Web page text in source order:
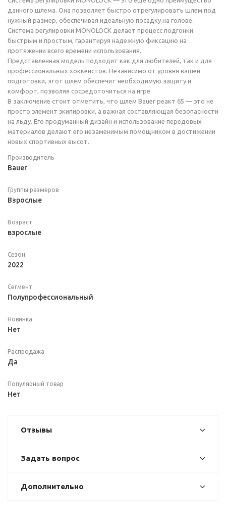
данного шлема. Она позволяет быстро отрегулировать шлем под
нужный размер, обеспечивая идеальную посадку на голове.
Система регулировки MONOLOCK делает процесс подгонки
быстрым и простым, гарантируя надежную фиксацию на
протяжении всего времени использования.
Представленная модель подходит как для любителей, так и для
профессиональных хоккеистов. Независимо от уровня вашей
подготовки, этот шлем обеспечит необходимую защиту и
комфорт, позволяя сосредоточиться на игре.
В заключение стоит отметить, что шлем Bauer реакт 65 — это не
просто элемент экипировки, а важная составляющая безопасности
на льду. Его продуманный дизайн и использование передовых
материалов делают его незаменимым помощником в достижении
новых спортивных высот.
Производитель
Bauer
Группы размеров
Взрослые
Возраст
взрослые
Сезон
2022
Сегмент
Полупрофессиональный
Новинка
Нет
Распродажа
Да
Популярный товар
Нет
Отзывы
Задать вопрос
Дополнительно